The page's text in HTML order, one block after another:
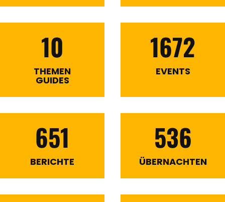
10
THEMEN
GUIDES
1672
EVENTS
651
BERICHTE
536
ÜBERNACHTEN